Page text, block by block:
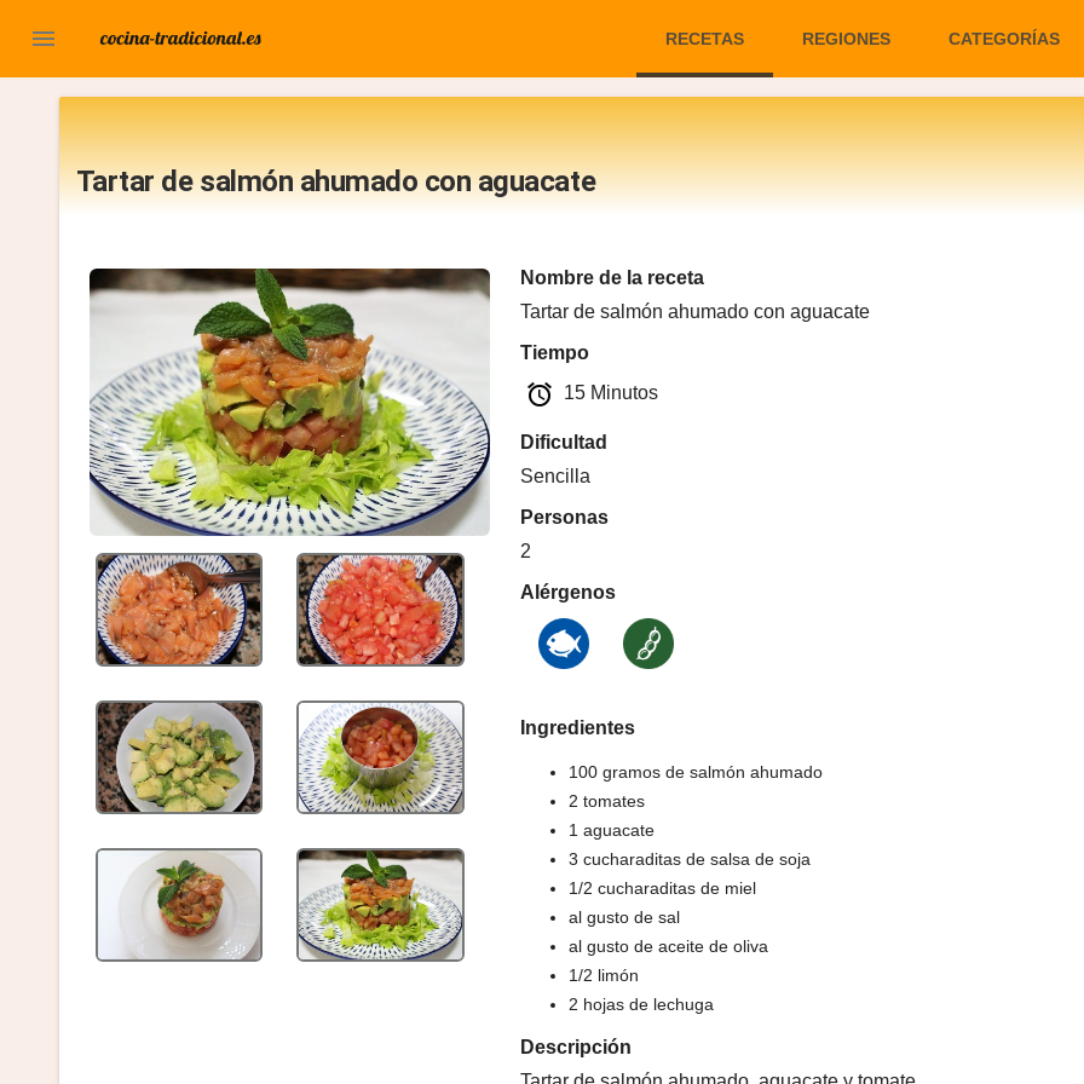
 RECETAS REGIONES CATEGORÍAS
Tartar de salmón ahumado con aguacate
Nombre de la receta
Tartar de salmón ahumado con aguacate
Tiempo
alarm 15 Minutos
Dificultad
Sencilla
Personas
2
Alérgenos
Ingredientes
100 gramos de salmón ahumado
2 tomates
1 aguacate
3 cucharaditas de salsa de soja
1/2 cucharaditas de miel
al gusto de sal
al gusto de aceite de oliva
1/2 limón
2 hojas de lechuga
Descripción